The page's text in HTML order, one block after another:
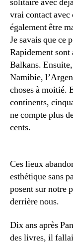
vrai contact
également être
Je savais que ce
Rapidement sont
Balkans.
Namibie,
choses à moitié.
continents,
ne compte plus
cents.
Ces lieux
esthétique sans
posent sur notre
derrière nous.
Dix ans après
des livres, il